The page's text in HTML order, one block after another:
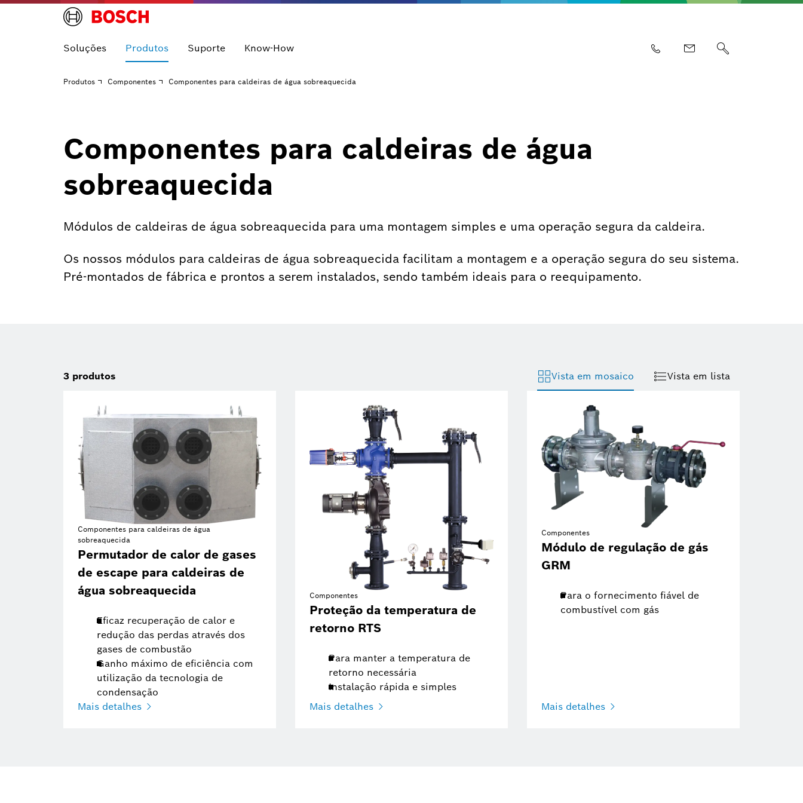
Soluções Produtos Suporte Know-How
Produtos Componentes Componentes para caldeiras de água sobreaquecida
Componentes para caldeiras de água
sobreaquecida
Módulos de caldeiras de água sobreaquecida para uma montagem simples e uma operação segura da caldeira.
Os nossos módulos para caldeiras de água sobreaquecida facilitam a montagem e a operação segura do seu sistema.
Pré-montados de fábrica e prontos a serem instalados, sendo também ideais para o reequipamento.
3 produtos Vista em mosaico Vista em lista
Componentes para caldeiras de água
sobreaquecida
Permutador de calor de gases
de escape para caldeiras de
água sobreaquecida
Eficaz recuperação de calor e
redução das perdas através dos
gases de combustão
Ganho máximo de eficiência com
utilização da tecnologia de
condensação
Mais detalhes
Componentes
Proteção da temperatura de
retorno RTS
Para manter a temperatura de
retorno necessária
Instalação rápida e simples
Mais detalhes
Componentes
Módulo de regulação de gás
GRM
Para o fornecimento fiável de
combustível com gás
Mais detalhes